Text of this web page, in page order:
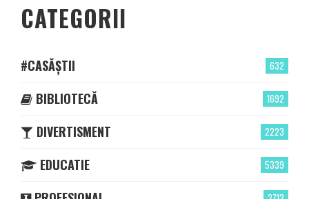
CATEGORII
632
#CASĂȘTII
1692
BIBLIOTECĂ
2223
DIVERTISMENT
5339
EDUCATIE